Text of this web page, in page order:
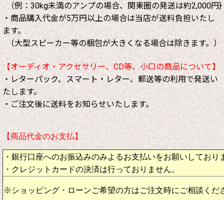
（例：30kg未満のアンプの場合、関東圏の発送は約2,000円}
・商品購入代金が5万円以上の場合は当店が送料負担いたし
ます。
（大型スピーカー等の梱包が大きくなる場合は除きます。）
【オーディオ・アクセサリー、CD等、小口の商品について】
・レターパック、スマート・レター、郵送等の利用で発送い
たします。
・ご注文後に送料をお知らせいたします。
【商品代金のお支払】
・銀行口座へのお振込みのみよるお支払いをお願いしており
・クレジットカードの決済は行っておりません。
※ショッピング・ローンご希望の方はご注文時にご相談くだ